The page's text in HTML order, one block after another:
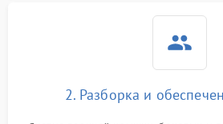
2. Разборка и